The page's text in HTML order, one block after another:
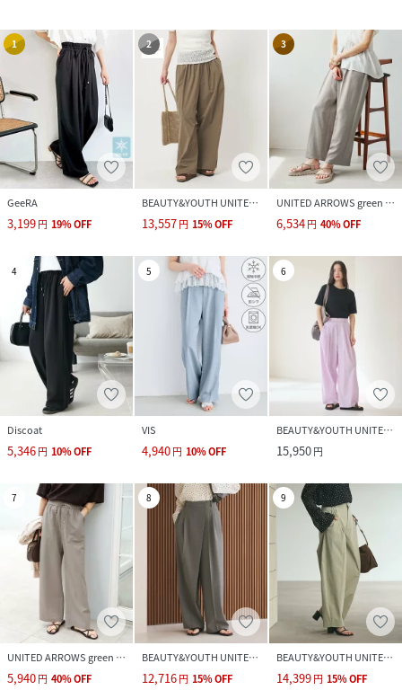
1
GeeRA
3,199円 19%OFF
2
BEAUTY&YOUTH UNITED ARROWS
13,557円 15%OFF
3
UNITED ARROWS green label relaxing
6,534円 40%OFF
4
Discoat
5,346円 10%OFF
5
VIS
4,940円 10%OFF
6
BEAUTY&YOUTH UNITED ARROWS
15,950円
7
UNITED ARROWS green label relaxing
5,940円 40%OFF
8
BEAUTY&YOUTH UNITED ARROWS
12,716円 15%OFF
9
BEAUTY&YOUTH UNITED ARROWS
14,399円 15%OFF